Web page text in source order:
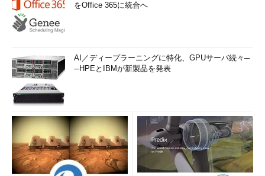
をOffice 365に統合へ
AI／ディープラーニングに特化、GPUサーバ続々─
─HPEとIBMが新製品を発表